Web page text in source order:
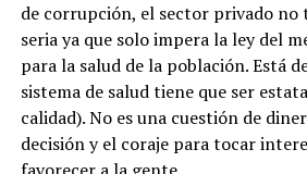
de corrupción, el sector privado no
seria ya que solo impera la ley del
para la salud de la población. Está
sistema de salud tiene que ser
calidad). No es una cuestión de
decisión y el coraje para tocar